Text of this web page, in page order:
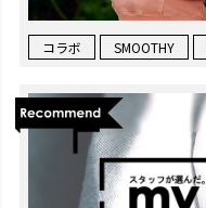
コラボ SMOOTHY